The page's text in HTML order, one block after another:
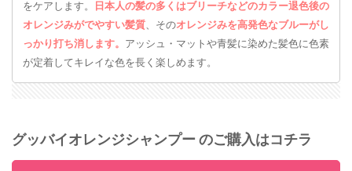
をケアします。
日本人の髪の多くはブリーチなどのカラー退色後の
オレンジみがでやすい髪質、そのオレンジみを高発色なブルーがし
っかり打ち消します。
アッシュ・マットや青髪に染めた髪色に色素
が定着してキレイな色を長く楽しめます。
グッバイオレンジシャンプー のご購入はコチラ